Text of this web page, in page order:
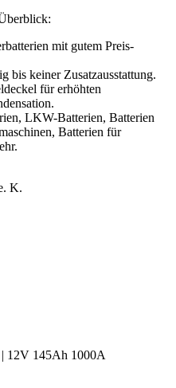
mit gutem Preis-
bis keiner Zusatzausstattung.
für erhöhten
LKW-Batterien, Batterien
Batterien für
K.